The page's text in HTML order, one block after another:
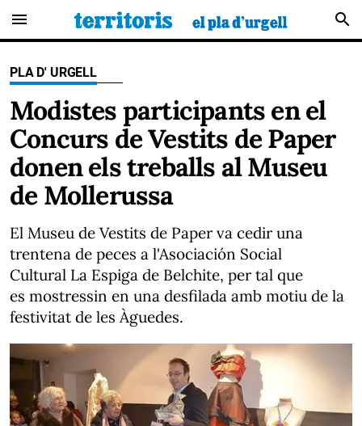
menu search
PLA D' URGELL
Modistes participants en el
Concurs de Vestits de Paper
donen els treballs al Museu
de Mollerussa
El Museu de Vestits de Paper va cedir una
trentena de peces a l'Asociación Social
Cultural La Espiga de Belchite, per tal que
es mostressin en una desfilada amb motiu de la
festivitat de les Àguedes.